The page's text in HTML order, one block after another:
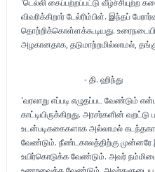
'டெல்லி கைப்பற்றப்பட்டு வீழ்ச்சியுற்ற
விவரிக்கிறார் டேல்ரிம்பிள். இந்தப்
தொற்றிக்கொள்ளக்கூடியது.
அழகானதாக, தடுமாற்றமில்லாமல்,
- தி. ஹிந்து
'வரலாறு எப்படி எழுதப்பட வேண்டும்
காட்டியிருக்கிறது. அரசர்களின்
உடன்படிககைகளாக அல்லாமல்
வேண்டும். நீண்டகாலத்திற்கு முன்னரே
உயிர்கொடுக்க வேண்டும். அவர்